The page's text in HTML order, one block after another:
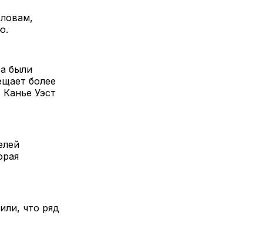
были
более
Уэст
что ряд